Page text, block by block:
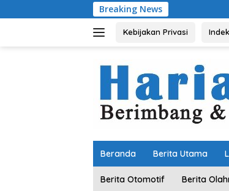
ke
Breaking News
Kebijakan Privasi
Beranda Berita Utama
Berita Otomotif Berita